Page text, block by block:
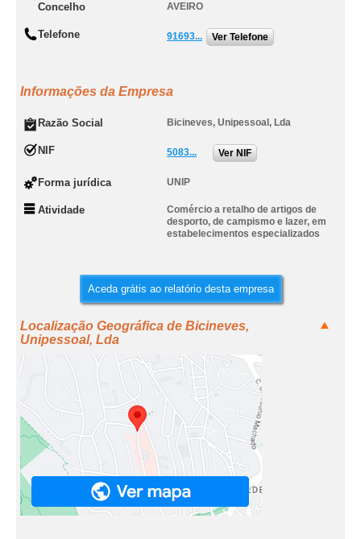
Concelho AVEIRO
Telefone 91693... Ver Telefone
Informações da Empresa
Razão Social Bicineves, Unipessoal, Lda
NIF 5083... Ver NIF
Forma jurídica UNIP
Atividade
Comércio a retalho de artigos de
desporto, de campismo e lazer, em
estabelecimentos especializados
Aceda grátis ao relatório desta empresa
Localização Geográfica de Bicineves,
Unipessoal, Lda